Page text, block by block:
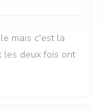
mais c'est la
les deux fois ont